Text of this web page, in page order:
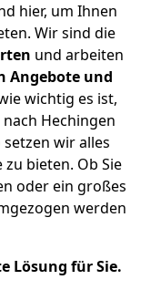
hier, um Ihnen
Wir sind die
und arbeiten
Angebote und
wichtig es ist,
Hechingen
wir alles
bieten. Ob Sie
oder ein großes
werden
Lösung für Sie.